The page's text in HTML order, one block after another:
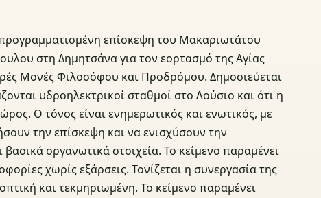
επίσκεψη του Μακαριωτάτου
στη Δημητσάνα για τον εορτασμό της Αγίας
Μονές Φιλοσόφου και Προδρόμου. Δημοσιεύεται
υδροηλεκτρικοί σταθμοί στο Λούσιο και ότι η
Ο τόνος είναι ενημερωτικός και ενωτικός, με
την επίσκεψη και να ενισχύσουν την
οργανωτικά στοιχεία. Το κείμενο παραμένει
χωρίς εξάρσεις. Τονίζεται η συνεργασία της
και τεκμηριωμένη. Το κείμενο παραμένει